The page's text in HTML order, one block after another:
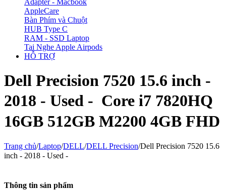
Adapter - Macbook
AppleCare
Bàn Phím và Chuột
HUB Type C
RAM - SSD Laptop
Tai Nghe Apple Airpods
HỖ TRỢ
Dell Precision 7520 15.6 inch -
2018 - Used - ㅤ Core i7 7820HQ
16GB 512GB M2200 4GB FHD
Trang chủ/Laptop/DELL/DELL Precision/Dell Precision 7520 15.6
inch - 2018 - Used - ㅤ
Thông tin sản phẩm